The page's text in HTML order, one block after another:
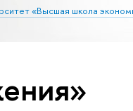
«Высшая школа